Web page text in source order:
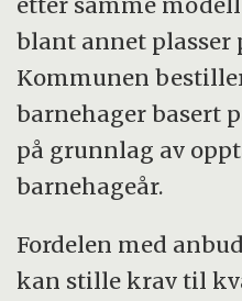
blant annet plasser
Kommunen
barnehager basert
på grunnlag av
barnehageår.
Fordelen med
kan stille krav til